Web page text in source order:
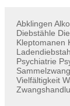
Abklingen
Diebstähle
Kleptomanen
Psychiatrie
Sammelzwang
Vielfältigkeit